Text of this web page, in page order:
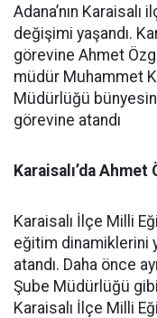
Adana’nın
değişimi yaşandı.
görevine Ahmet
müdür Muhammet
Müdürlüğü
görevine atandı
Karaisalı’da Ahmet
Karaisalı İlçe Milli
eğitim dinamiklerini
atandı. Daha önce
Şube Müdürlüğü
Karaisalı İlçe Milli